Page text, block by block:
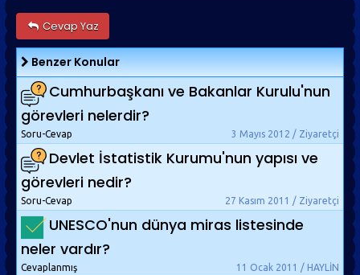
Cevap Yaz
Benzer Konular
Cumhurbaşkanı ve Bakanlar Kurulu'nun
görevleri nelerdir?
3 Mayıs 2012 / Ziyaretçi
Soru-Cevap
Devlet İstatistik Kurumu'nun yapısı ve
görevleri nedir?
27 Kasım 2011 / Ziyaretçi
Soru-Cevap
UNESCO'nun dünya miras listesinde
neler vardır?
11 Ocak 2011 / HAYLİN
Cevaplanmış